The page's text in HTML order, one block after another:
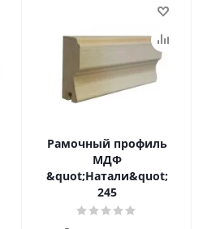
Рамочный профиль
МДФ
&quot;Натали&quot;
245